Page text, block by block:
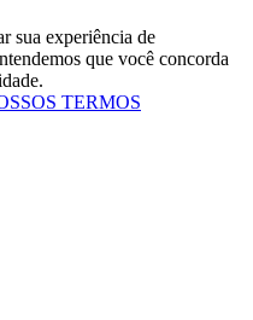
sua experiência de
que você concorda
TERMOS